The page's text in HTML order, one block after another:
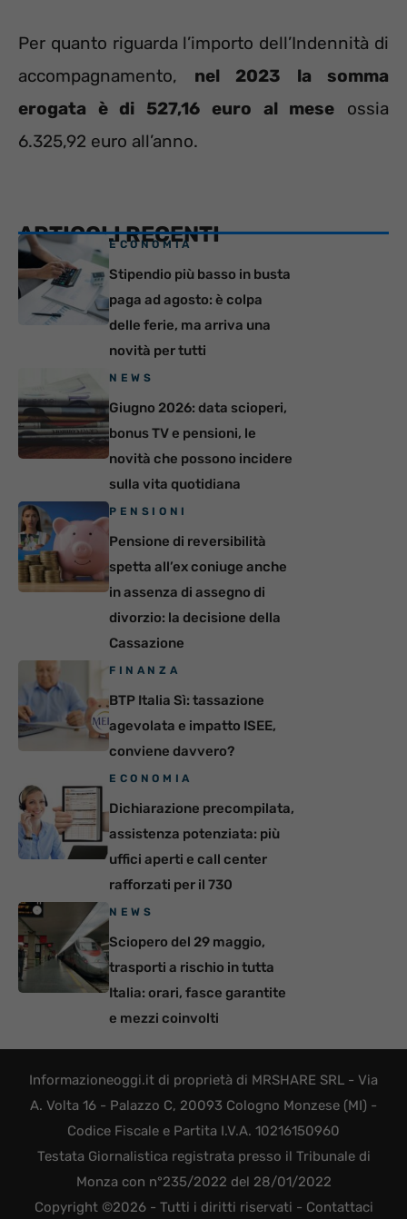
Per quanto riguarda l’importo dell’Indennità di
accompagnamento, nel 2023 la somma
erogata è di 527,16 euro al mese ossia
6.325,92 euro all’anno.
ARTICOLI RECENTI
ECONOMIA
Stipendio più basso in busta
paga ad agosto: è colpa
delle ferie, ma arriva una
novità per tutti
NEWS
Giugno 2026: data scioperi,
bonus TV e pensioni, le
novità che possono incidere
sulla vita quotidiana
PENSIONI
Pensione di reversibilità
spetta all’ex coniuge anche
in assenza di assegno di
divorzio: la decisione della
Cassazione
FINANZA
BTP Italia Sì: tassazione
agevolata e impatto ISEE,
conviene davvero?
ECONOMIA
Dichiarazione precompilata,
assistenza potenziata: più
uffici aperti e call center
rafforzati per il 730
NEWS
Sciopero del 29 maggio,
trasporti a rischio in tutta
Italia: orari, fasce garantite
e mezzi coinvolti
Informazioneoggi.it di proprietà di MRSHARE SRL - Via
A. Volta 16 - Palazzo C, 20093 Cologno Monzese (MI) -
Codice Fiscale e Partita I.V.A. 10216150960
Testata Giornalistica registrata presso il Tribunale di
Monza con n°235/2022 del 28/01/2022
Copyright ©2026 - Tutti i diritti riservati - Contattaci